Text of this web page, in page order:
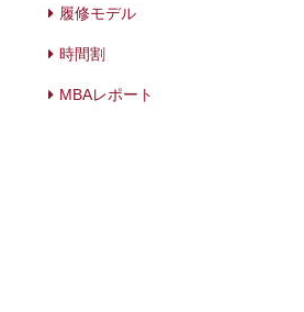
履修モデル
時間割
MBAレポート